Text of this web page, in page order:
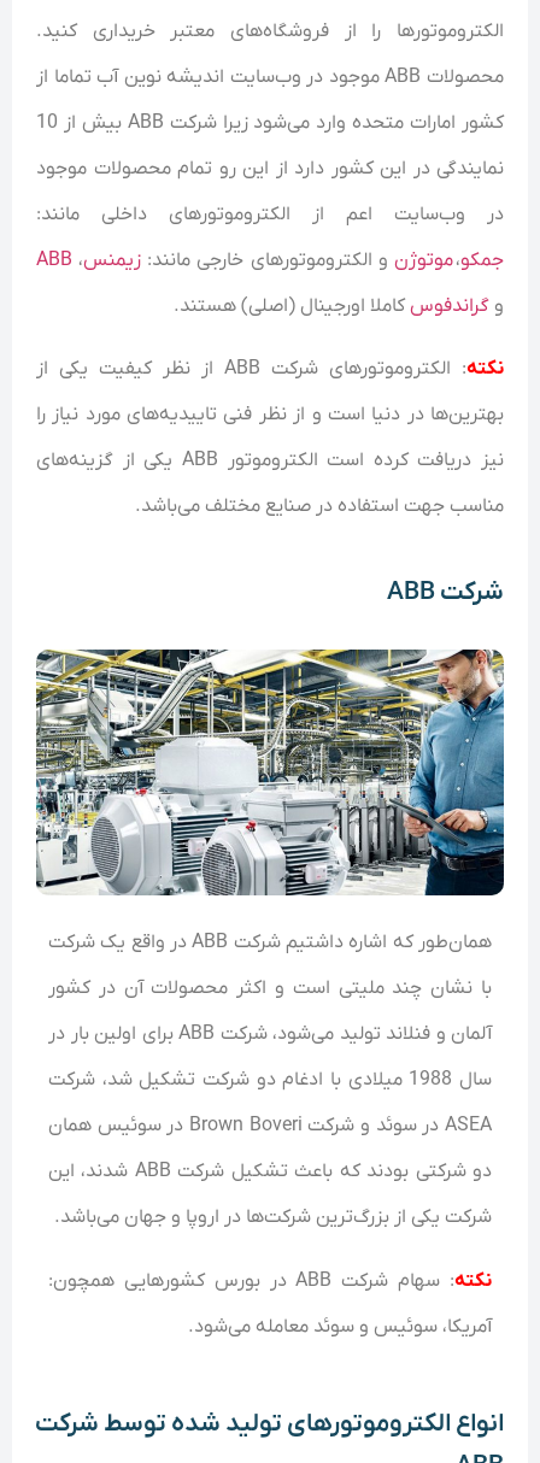
الکتروموتورها را از فروشگاه‌های معتبر خریداری کنید.
محصولات ABB موجود در وب‌سایت اندیشه نوین آب تماما از
کشور امارات متحده وارد می‌شود زیرا شرکت ABB بیش از 10
نمایندگی در این کشور دارد از این رو تمام محصولات موجود
در وب‌سایت اعم از الکتروموتورهای داخلی مانند:
جمکو،موتوژن و الکتروموتورهای خارجی مانند: زیمنس، ABB
و گراندفوسکاملا اورجینال (اصلی) هستند.
نکته
: الکتروموتور‌های شرکت ABB از نظر کیفیت یکی از
بهترین‌ها در دنیا است و از نظر فنی تاییدیه‌های مورد نیاز را
نیز دریافت کرده است الکتروموتور ABB یکی از گزینه‌های
مناسب جهت استفاده در صنایع مختلف می‌باشد.
شرکت ABB
همان‌طور که اشاره داشتیم شرکت ABB در واقع یک شرکت
با نشان چند ملیتی است و اکثر محصولات آن در کشور
آلمان و فنلاند تولید می‌شود، شرکت ABB برای اولین بار در
سال 1988 میلادی با ادغام دو شرکت تشکیل شد، شرکت
ASEA در سوئد و شرکت Brown Boveri در سوئیس همان
دو شرکتی بودند که باعث تشکیل شرکت ABB شدند، این
شرکت یکی از بزرگ‌ترین شرکت‌ها در اروپا و جهان می‌باشد.
نکته
: سهام شرکت ABB در بورس کشور‌هایی همچون:
آمریکا، سوئیس و سوئد معامله می‌شود.
انواع الکتروموتور‌های تولید شده توسط شرکت